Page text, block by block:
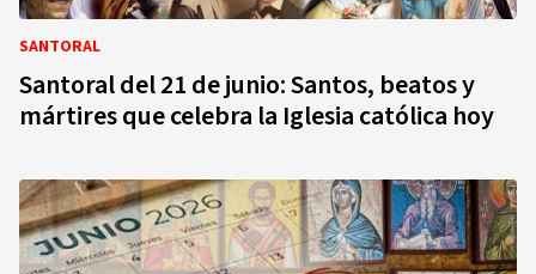
SANTORAL
Santoral del 21 de junio: Santos, beatos y
mártires que celebra la Iglesia católica hoy